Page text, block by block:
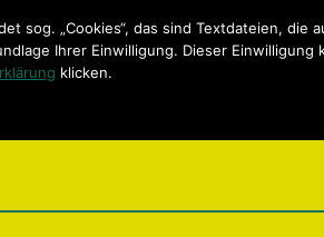
sog. „Cookies“, das sind Textdateien, die
Ihrer Einwilligung. Dieser Einwilligung
klicken.